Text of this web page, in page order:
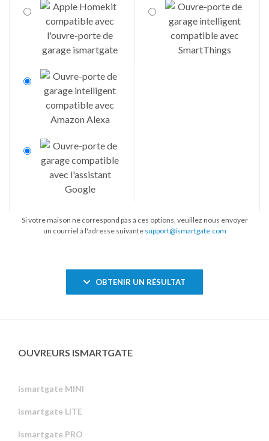
Si votre maison ne correspond pas à ces options, veuillez nous envoyer
un courriel à l'adresse suivante support@ismartgate.com
OBTENIR UN RÉSULTAT
OUVREURS ISMARTGATE
ismartgate MINI
ismartgate LITE
ismartgate PRO